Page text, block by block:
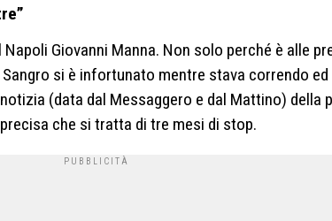
Giovanni Manna. Non solo perché è alle
si è infortunato mentre stava correndo
(data dal Messaggero e dal Mattino) della
che si tratta di tre mesi di stop.